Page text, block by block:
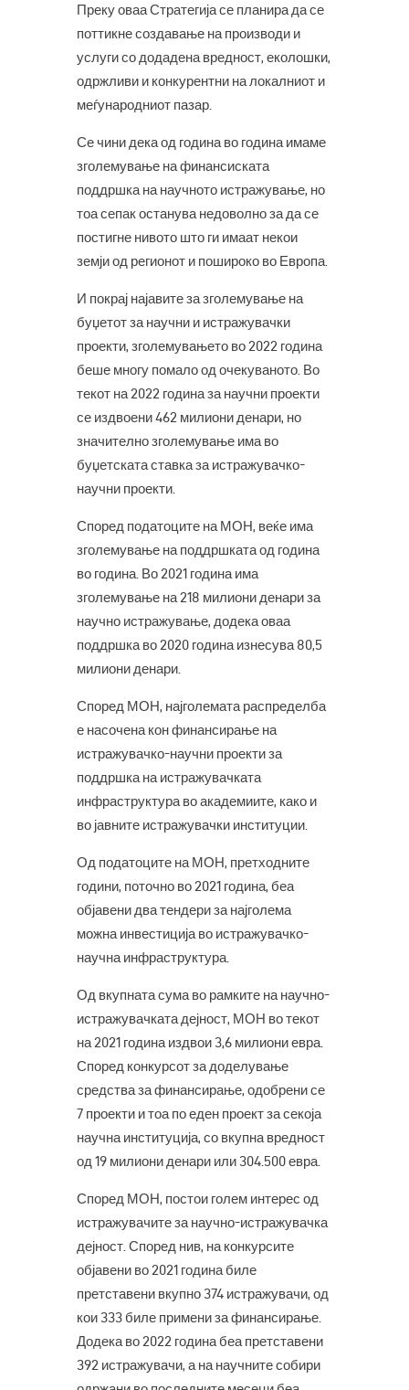
Преку оваа Стратегија се планира да се
поттикне создавање на производи и
услуги со додадена вредност, еколошки,
одржливи и конкурентни на локалниот и
меѓународниот пазар.
Се чини дека од година во година имаме
зголемување на финансиската
поддршка на научното истражување, но
тоа сепак останува недоволно за да се
постигне нивото што ги имаат некои
земји од регионот и пошироко во Европа.
И покрај најавите за зголемување на
буџетот за научни и истражувачки
проекти, зголемувањето во 2022 година
беше многу помало од очекуваното. Во
текот на 2022 година за научни проекти
се издвоени 462 милиони денари, но
значително зголемување има во
буџетската ставка за истражувачко-
научни проекти.
Според податоците на МОН, веќе има
зголемување на поддршката од година
во година. Во 2021 година има
зголемување на 218 милиони денари за
научно истражување, додека оваа
поддршка во 2020 година изнесува 80,5
милиони денари.
Според МОН, најголемата распределба
е насочена кон финансирање на
истражувачко-научни проекти за
поддршка на истражувачката
инфраструктура во академиите, како и
во јавните истражувачки институции.
Од податоците на МОН, претходните
години, поточно во 2021 година, беа
објавени два тендери за најголема
можна инвестиција во истражувачко-
научна инфраструктура.
Од вкупната сума во рамките на научно-
истражувачката дејност, МОН во текот
на 2021 година издвои 3,6 милиони евра.
Според конкурсот за доделување
средства за финансирање, одобрени се
7 проекти и тоа по еден проект за секоја
научна институција, со вкупна вредност
од 19 милиони денари или 304.500 евра.
Според МОН, постои голем интерес од
истражувачите за научно-истражувачка
дејност. Според нив, на конкурсите
објавени во 2021 година биле
претставени вкупно 374 истражувачи, од
кои 333 биле примени за финансирање.
Додека во 2022 година беа претставени
392 истражувачи, а на научните собири